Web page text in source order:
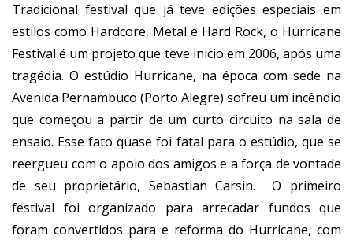
Tradicional festival que já teve edições especiais em
estilos como Hardcore, Metal e Hard Rock, o Hurricane
Festival é um projeto que teve inicio em 2006, após uma
tragédia. O estúdio Hurricane, na época com sede na
Avenida Pernambuco (Porto Alegre) sofreu um incêndio
que começou a partir de um curto circuito na sala de
ensaio. Esse fato quase foi fatal para o estúdio, que se
reergueu com o apoio dos amigos e a força de vontade
de seu proprietário, Sebastian Carsin. O primeiro
festival foi organizado para arrecadar fundos que
foram convertidos para e reforma do Hurricane, com